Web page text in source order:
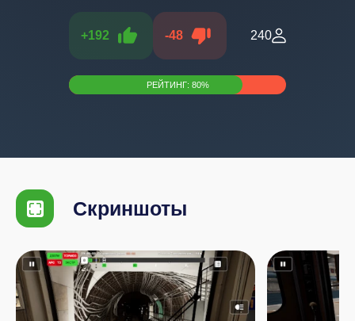
+192 -48 240
РЕЙТИНГ: 80%
Скриншоты